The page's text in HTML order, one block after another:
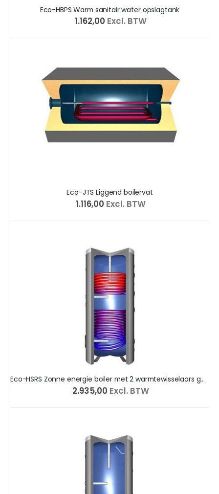
Eco-HBPS Warm sanitair water opslagtank
€ 1.162,00 Excl. BTW
Eco-JTS Liggend boilervat
€ 1.116,00 Excl. BTW
Eco-HSRS Zonne energie boiler met 2 warmtewisselaars geëmailleerd
€ 2.935,00 Excl. BTW